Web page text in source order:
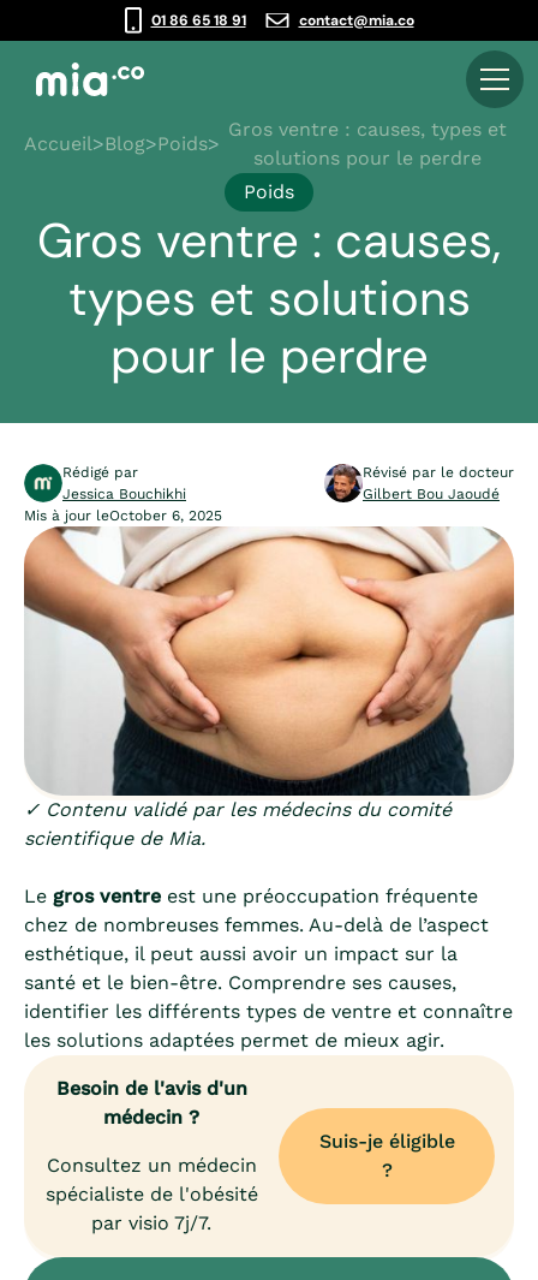
01 86 65 18 91 contact@mia.co
Accueil>Blog>Poids>
Gros ventre : causes, types et
solutions pour le perdre
Poids
Gros ventre : causes,
types et solutions
pour le perdre
Rédigé par
Jessica Bouchikhi
Révisé par le docteur
Gilbert Bou Jaoudé
Mis à jour leOctober 6, 2025
✓ Contenu validé par les médecins du comité
scientifique de Mia.
Le gros ventre est une préoccupation fréquente
chez de nombreuses femmes. Au-delà de l’aspect
esthétique, il peut aussi avoir un impact sur la
santé et le bien-être. Comprendre ses causes,
identifier les différents types de ventre et connaître
les solutions adaptées permet de mieux agir.
Besoin de l'avis d'un
médecin ?
Suis-je éligible
?
Consultez un médecin
spécialiste de l'obésité
par visio 7j/7.